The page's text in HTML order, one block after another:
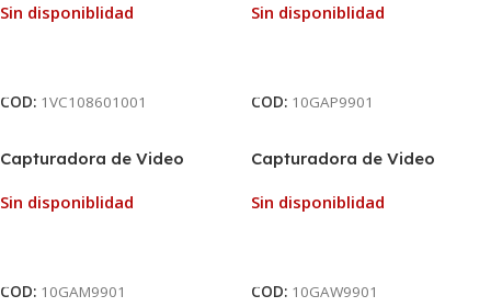
Sin disponiblidad
COD: 1VC108601001
Sin disponiblidad
COD: 10GAP9901
Capturadora de Video
Sin disponiblidad
COD: 10GAM9901
Capturadora de Video
Sin disponiblidad
COD: 10GAW9901